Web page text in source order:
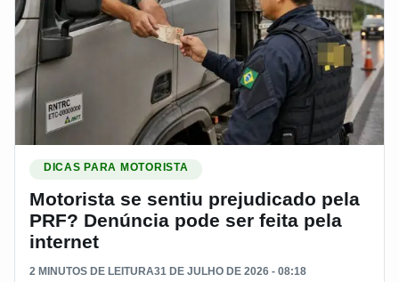
DICAS PARA MOTORISTA
Motorista se sentiu prejudicado pela
PRF? Denúncia pode ser feita pela
internet
2 MINUTOS DE LEITURA31 DE JULHO DE 2026 - 08:18